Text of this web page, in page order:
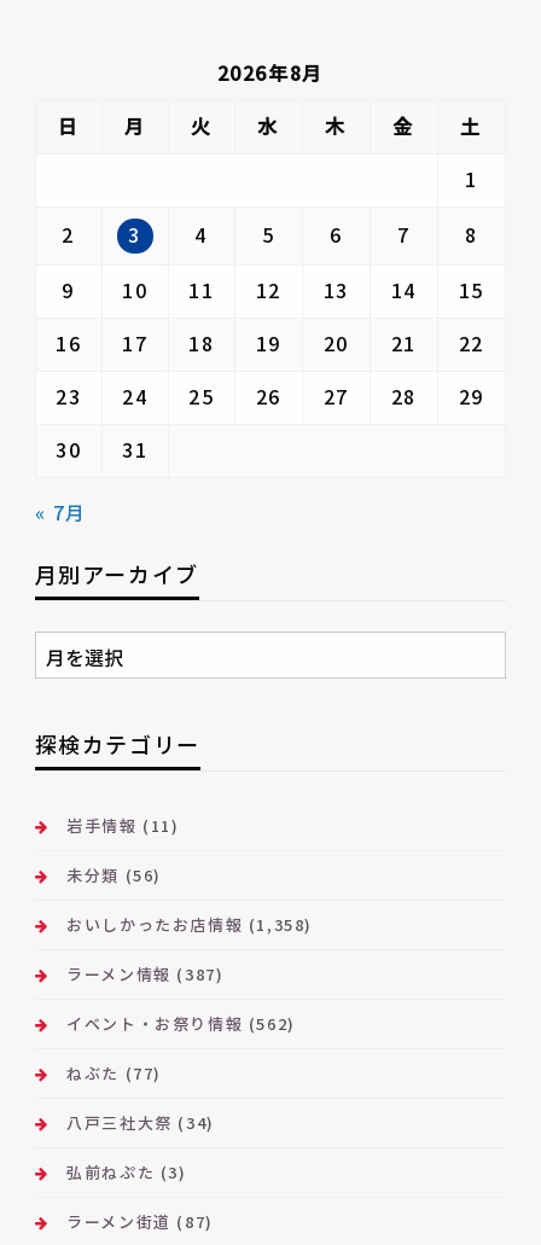
2026年8月
日
月 火 水 木 金
土
1
2
3 4 5 6 7
8
9
10 11 12 13 14
15
16
17 18 19 20 21
22
23
24 25 26 27 28
29
30
31
« 7月
月別アーカイブ
月
別
ー
カ
ブ
探検カテゴリー
岩手情報 (11)
未分類 (56)
おいしかったお店情報 (1,358)
ラーメン情報 (387)
イベント・お祭り情報 (562)
ねぶた (77)
八戸三社大祭 (34)
弘前ねぷた (3)
ラーメン街道 (87)